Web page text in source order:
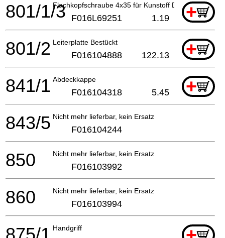
Flachkopfschraube 4x35 für Kunstoff Deckel
+
801/1/3 F016L69251 1.19
Leiterplatte Bestückt +
801/2 F016104888 122.13
Abdeckkappe +
841/1 F016104318 5.45
Nicht mehr lieferbar, kein Ersatz
843/5 F016104244
Nicht mehr lieferbar, kein Ersatz
850 F016103992
Nicht mehr lieferbar, kein Ersatz
860 F016103994
Handgriff